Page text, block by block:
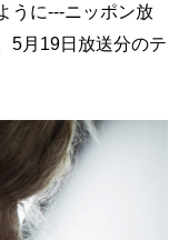
うに---ニッポン放
5月19日放送分のテ